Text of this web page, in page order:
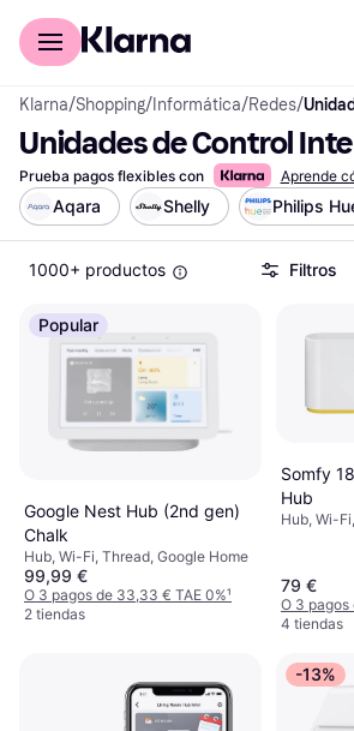
Comprar con Klarna
Klarna/Shopping/ Informática/Redes/
Unidades de Control
Prueba pagos flexibles con Aprende
Aqara Shelly Philips
1000+ productos Filtros
Popular
Google Nest Hub (2nd gen)
Chalk
Hub, Wi-Fi, Thread, Google Home
99,99 €
O 3 pagos de 33,33 € TAE 0%¹
2 tiendas
Somfy
Hub
Hub, Wi-
79 €
O 3 pagos
4 tiendas
-13%